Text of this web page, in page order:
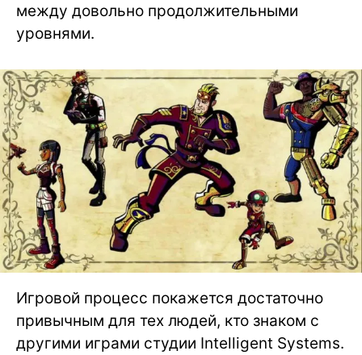
между довольно продолжительными
уровнями.
Игровой процесс покажется достаточно
привычным для тех людей, кто знаком с
другими играми студии Intelligent Systems.